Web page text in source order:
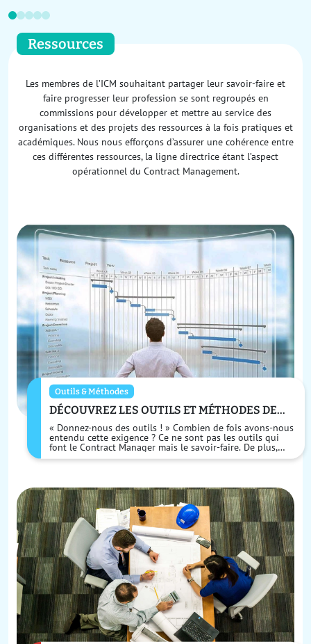
Ressources
Les membres de l’ICM souhaitant partager leur savoir-faire et
faire progresser leur profession se sont regroupés en
commissions pour développer et mettre au service des
organisations et des projets des ressources à la fois pratiques et
académiques. Nous nous efforçons d’assurer une cohérence entre
ces différentes ressources, la ligne directrice étant l’aspect
opérationnel du Contract Management.
Outils & Méthodes
DÉCOUVREZ LES OUTILS ET MÉTHODES DE
L'ICM
« Donnez-nous des outils ! » Combien de fois avons-nous
entendu cette exigence ? Ce ne sont pas les outils qui
font le Contract Manager mais le savoir-faire. De plus,
nous ne souhaitons pas inciter...